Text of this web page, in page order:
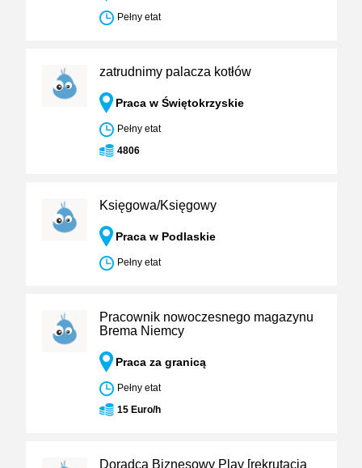
Pełny etat
zatrudnimy palacza kotłów
Praca w Świętokrzyskie
Pełny etat
4806
Księgowa/Księgowy
Praca w Podlaskie
Pełny etat
Pracownik nowoczesnego magazynu
Brema Niemcy
Praca za granicą
Pełny etat
15 Euro/h
Doradca Biznesowy Play [rekrutacja